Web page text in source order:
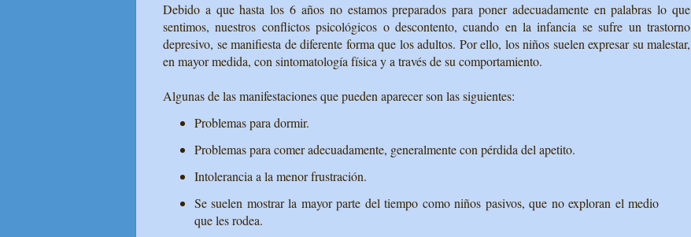
Debido a que hasta los 6 años no estamos preparados para poner adecuadamente en palabras lo que
sentimos, nuestros conflictos psicológicos o descontento, cuando en la infancia se sufre un trastorno
depresivo, se manifiesta de diferente forma que los adultos. Por ello, los niños suelen expresar su malestar,
en mayor medida, con sintomatología física y a través de su comportamiento.
Algunas de las manifestaciones que pueden aparecer son las siguientes:
Problemas para dormir.
Problemas para comer adecuadamente, generalmente con pérdida del apetito.
Intolerancia a la menor frustración.
Se suelen mostrar la mayor parte del tiempo como niños pasivos, que no exploran el medio
que les rodea.